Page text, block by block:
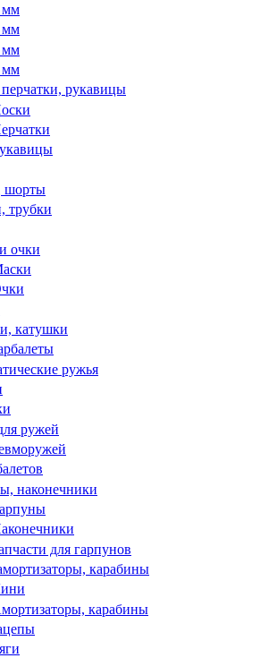
мм
мм
мм
мм
рукавицы
шорты
трубки
очки
катушки
ружья
ружей
наконечники
для гарпунов
карабины
карабины